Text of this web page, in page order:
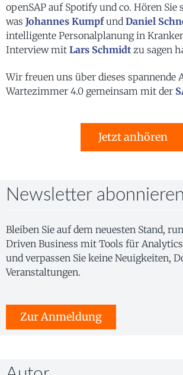
openSAP auf Spotify und co. Hören Sie
was Johannes Kumpfund Daniel
intelligente Personalplanung in
Interview mit Lars Schmidt zu sagen
Wir freuen uns über dieses spannende
Wartezimmer 4.0 gemeinsam mit der
Jetzt anhören
Newsletter abonnieren
Bleiben Sie auf dem neuesten Stand,
Driven Business mit Tools für Analytics
und verpassen Sie keine Neuigkeiten,
Veranstaltungen.
Zur Anmeldung